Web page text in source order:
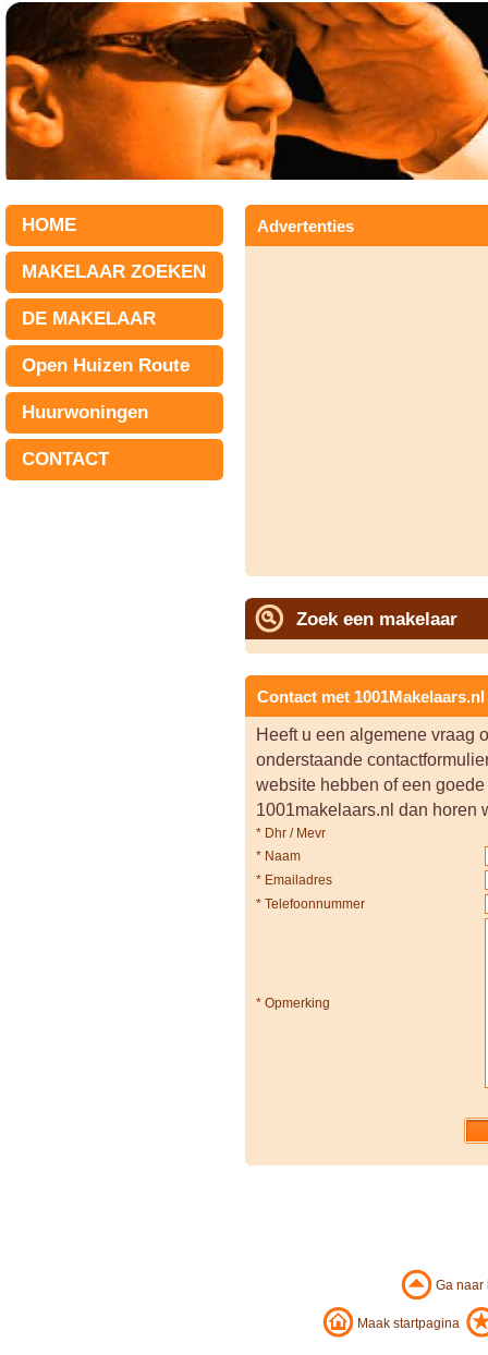
HOME
MAKELAAR ZOEKEN
DE MAKELAAR
Open Huizen Route
Huurwoningen
CONTACT
Advertenties
Zoek een makelaar
Contact met 1001Makelaars.nl
Heeft u een algemene vraag
onderstaande
website hebben of een
1001makelaars.nl dan horen
* Dhr / Mevr
* Naam
* Emailadres
* Telefoonnummer
* Opmerking
Ga
Maak startpagina